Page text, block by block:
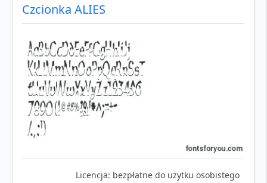
Czcionka ALIES
Licencja: bezpłatne do użytku osobistego